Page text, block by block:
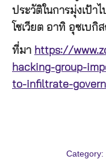
ประวัติในการมุ่งเป้า
โซเวียต อาทิ อุซเบกิ
ที่มา https://
hacking-group-
to-infiltrate-
Category: